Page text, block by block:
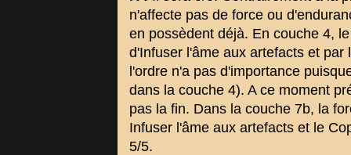
n'affecte pas de force ou
en possèdent déjà. En couche 4,
d'Infuser l'âme aux artefacts et
l'ordre n'a pas d'importance
dans la couche 4). A ce moment
pas la fin. Dans la couche 7b, la
Infuser l'âme aux artefacts et le
5/5.